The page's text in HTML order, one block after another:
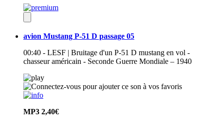
avion Mustang P-51 D passage 05
00:40 - LESF | Bruitage d'un P-51 D mustang en vol -
chasseur américain - Seconde Guerre Mondiale – 1940
MP3 2,40€